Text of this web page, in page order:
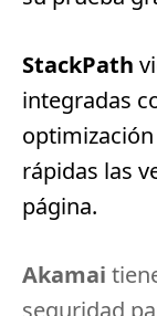
StackPath
integradas
rápidas las
página.
Akamai
seguridad